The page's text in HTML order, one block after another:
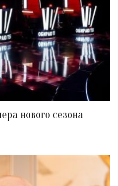
нового сезона